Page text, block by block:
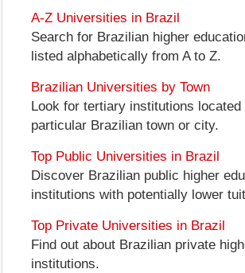
A-Z Universities in Brazil
Search for Brazilian higher
listed alphabetically from A to Z.
Brazilian Universities by Town
Look for tertiary institutions located
particular Brazilian town or city.
Top Public Universities in Brazil
Discover Brazilian public higher
institutions with potentially lower
Top Private Universities in Brazil
Find out about Brazilian private
institutions.